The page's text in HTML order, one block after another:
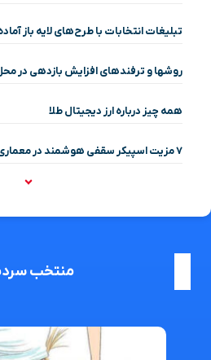
تبلیغات انتخابات با طرح‌های لایه باز
روشها و ترفندهای افزایش بازدهی در
همه چیز درباره ارز دیجیتال طلا
۷ مزیت اسپیکر سقفی هوشمند در معماری خانه‌ های مدرن
منتخب